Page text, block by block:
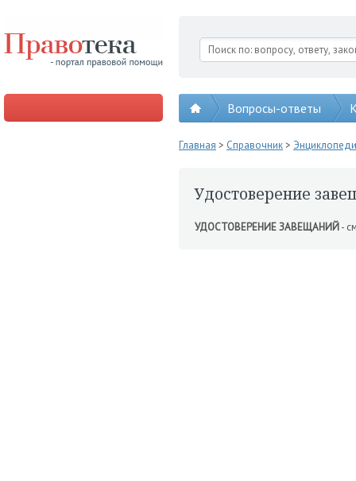
Вопросы-ответы
Главная > Справочник>
Удостоверение
УДОСТОВЕРЕНИЕ ЗАВЕЩАНИЙ-